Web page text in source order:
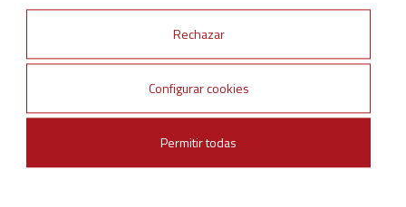
GUÍAS CFPA EN INGLÉS
Rechazar
Configurar cookies
Permitir todas